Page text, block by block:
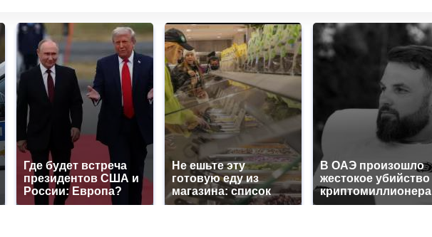
Где будет встреча
президентов США и
России: Европа?
Не ешьте эту
готовую еду из
магазина: список
В ОАЭ произошло
жестокое убийство
криптомиллионера